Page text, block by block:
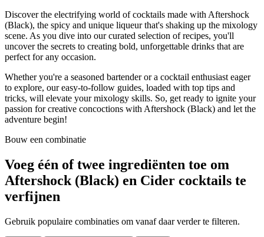
Discover the electrifying world of cocktails made with Aftershock
(Black), the spicy and unique liqueur that's shaking up the mixology
scene. As you dive into our curated selection of recipes, you'll
uncover the secrets to creating bold, unforgettable drinks that are
perfect for any occasion.
Whether you're a seasoned bartender or a cocktail enthusiast eager
to explore, our easy-to-follow guides, loaded with top tips and
tricks, will elevate your mixology skills. So, get ready to ignite your
passion for creative concoctions with Aftershock (Black) and let the
adventure begin!
Bouw een combinatie
Voeg één of twee ingrediënten toe om
Aftershock (Black) en Cider cocktails te
verfijnen
Gebruik populaire combinaties om vanaf daar verder te filteren.